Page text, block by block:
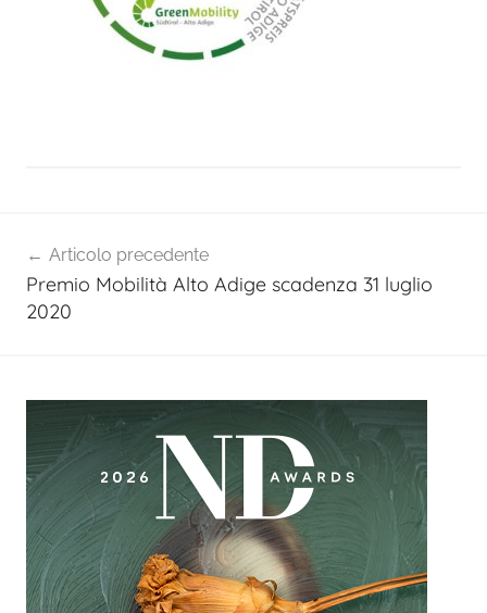
articoli
Articolo precedente
Premio Mobilità Alto Adige scadenza 31 luglio
2020